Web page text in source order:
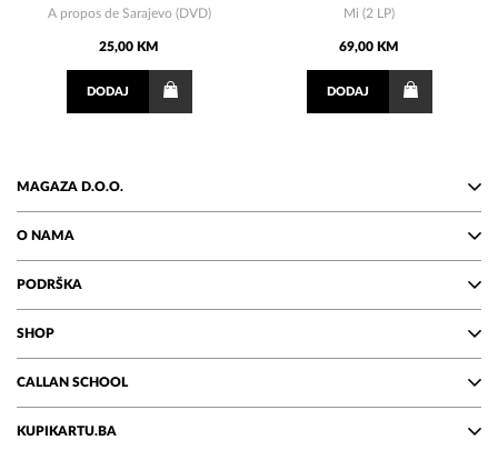
A propos de Sarajevo (DVD)
25,00 KM
DODAJ
Mi (2 LP)
69,00 KM
DODAJ
MAGAZA D.O.O.
O NAMA
PODRŠKA
SHOP
CALLAN SCHOOL
KUPIKARTU.BA